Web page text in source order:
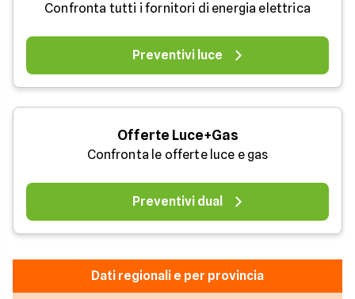
Confronta tutti i fornitori di energia elettrica
Preventivi luce
Offerte Luce+Gas
Confronta le offerte luce e gas
Preventivi dual
Dati regionali e per provincia